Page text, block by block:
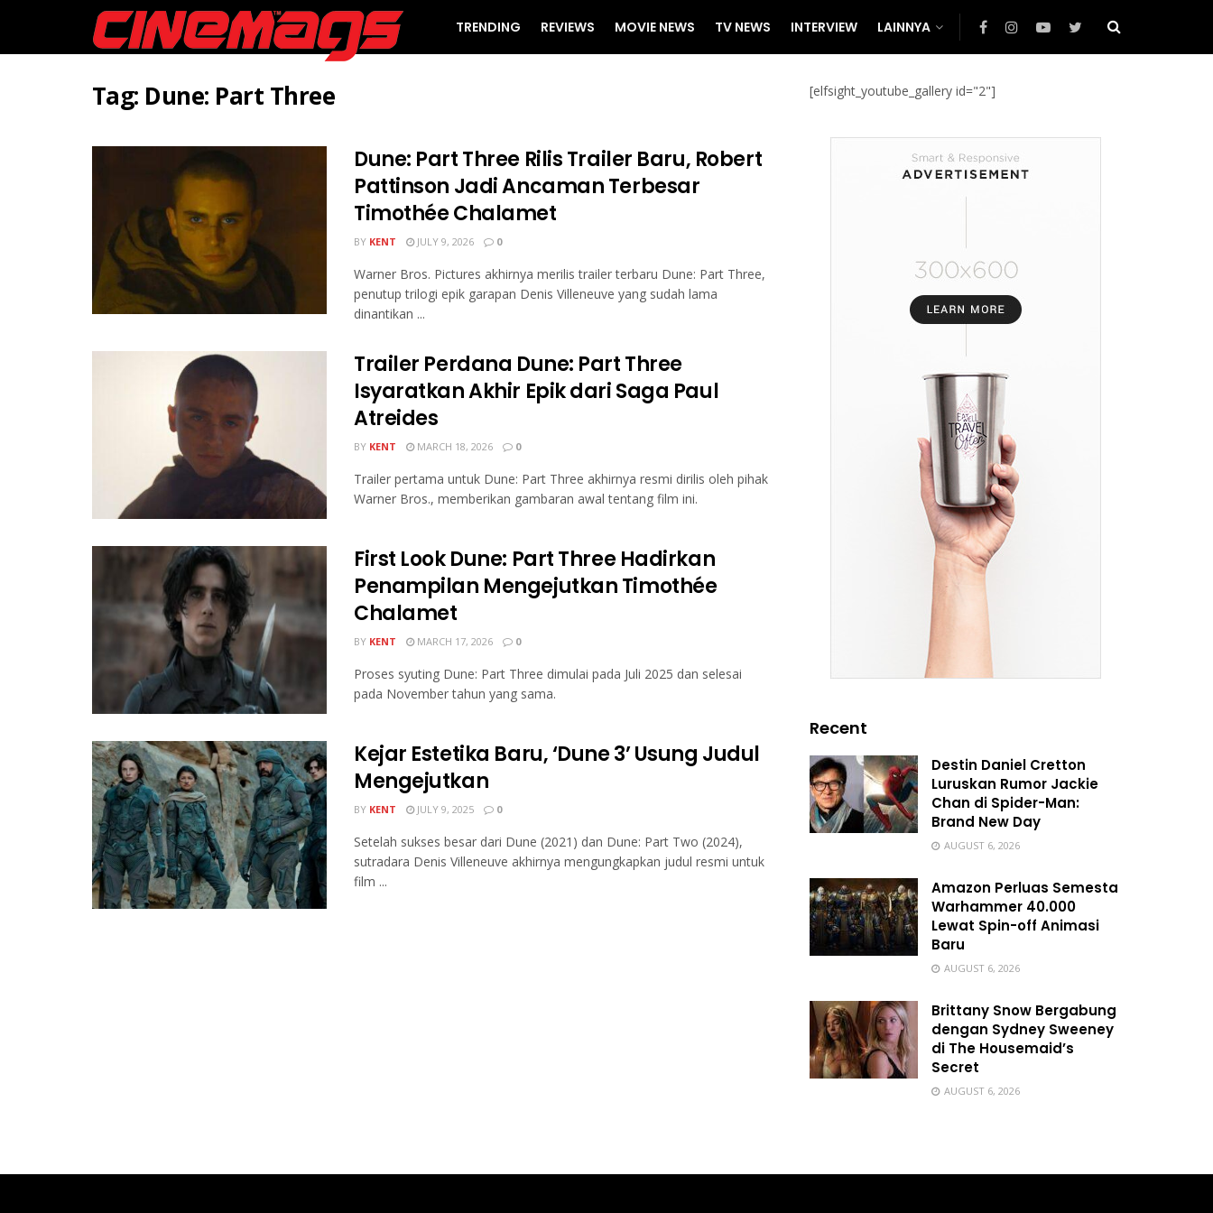
TRENDING REVIEWS MOVIE NEWS TV NEWS INTERVIEW LAINNYA
Tag: Dune: Part Three
Dune: Part Three Rilis Trailer Baru, Robert
Pattinson Jadi Ancaman Terbesar
Timothée Chalamet
BY KENT JULY 9, 2026 0
Warner Bros. Pictures akhirnya merilis trailer terbaru Dune: Part Three,
penutup trilogi epik garapan Denis Villeneuve yang sudah lama
dinantikan ...
Trailer Perdana Dune: Part Three
Isyaratkan Akhir Epik dari Saga Paul
Atreides
BY KENT MARCH 18, 2026 0
Trailer pertama untuk Dune: Part Three akhirnya resmi dirilis oleh pihak
Warner Bros., memberikan gambaran awal tentang film ini.
First Look Dune: Part Three Hadirkan
Penampilan Mengejutkan Timothée
Chalamet
BY KENT MARCH 17, 2026 0
Proses syuting Dune: Part Three dimulai pada Juli 2025 dan selesai
pada November tahun yang sama.
Kejar Estetika Baru, ‘Dune 3’ Usung Judul
Mengejutkan
BY KENT JULY 9, 2025 0
Setelah sukses besar dari Dune (2021) dan Dune: Part Two (2024),
sutradara Denis Villeneuve akhirnya mengungkapkan judul resmi untuk
film ...
[elfsight_youtube_gallery id="2"]
Recent
Destin Daniel Cretton
Luruskan Rumor Jackie
Chan di Spider-Man:
Brand New Day
AUGUST 6, 2026
Amazon Perluas Semesta
Warhammer 40.000
Lewat Spin-off Animasi
Baru
AUGUST 6, 2026
Brittany Snow Bergabung
dengan Sydney Sweeney
di The Housemaid’s
Secret
AUGUST 6, 2026